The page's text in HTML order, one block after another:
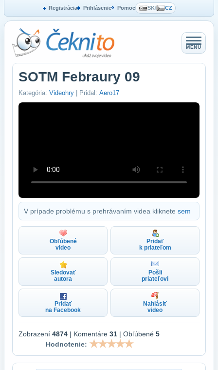
Registrácia Prihlásenie Pomoc SK/ CZ
MENU
SOTM Febraury 09
Kategória: Videohry | Pridal: Aero17
V prípade problému s prehrávaním videa kliknete sem
Obľúbené
video
Pridať
k priateľom
Sledovať
autora
Pošli
priateľovi
Pridať
na Facebook
Nahlásiť
video
Zobrazení 4874 | Komentáre 31 | Obľúbené 5
Hodnotenie: